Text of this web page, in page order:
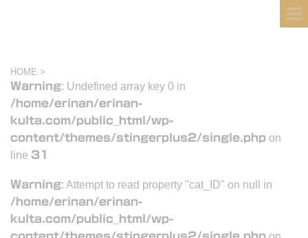
HOME >
Warning: Undefined array key 0 in
/home/erinan/erinan-
kulta.com/public_html/wp-
content/themes/stingerplus2/single.php on
line 31
Warning: Attempt to read property "cat_ID" on null in
/home/erinan/erinan-
kulta.com/public_html/wp-